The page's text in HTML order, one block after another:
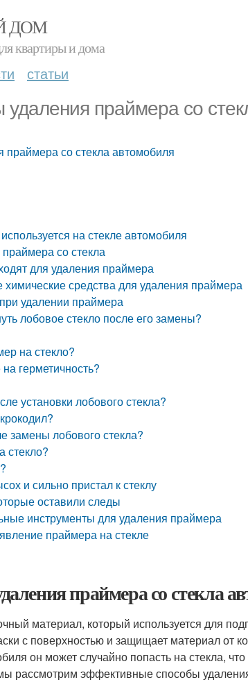
ДОМ
квартиры и дома
статьи
праймера со
со стекла автомобиля
на стекле автомобиля
со стекла
для удаления праймера
средства для удаления праймера
удалении праймера
лобовое стекло после его замены?
на стекло?
герметичность?
установки лобового стекла?
замены лобового стекла?
стекло?
и сильно пристал к стеклу
оставили следы
инструменты для удаления праймера
праймера на стекле
праймера со стекла
материал, который используется для
с поверхностью и защищает материал от
он может случайно попасть на стекла,
рассмотрим эффективные способы